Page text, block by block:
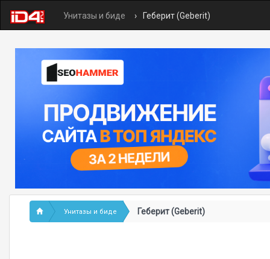
Унитазы и биде Геберит (Geberit)
Унитазы и биде Геберит (Geberit)